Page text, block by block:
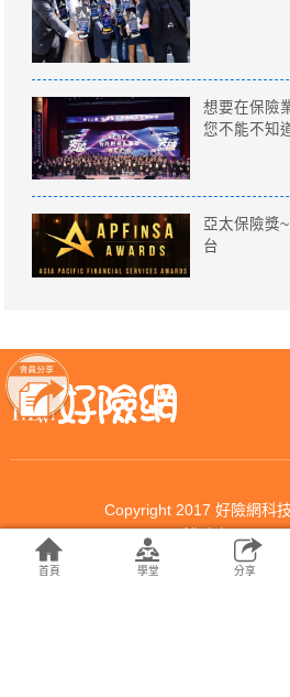
想要在保險
您不能不知
亞太保險獎
台
Copyright 2017 好險網科
All rights